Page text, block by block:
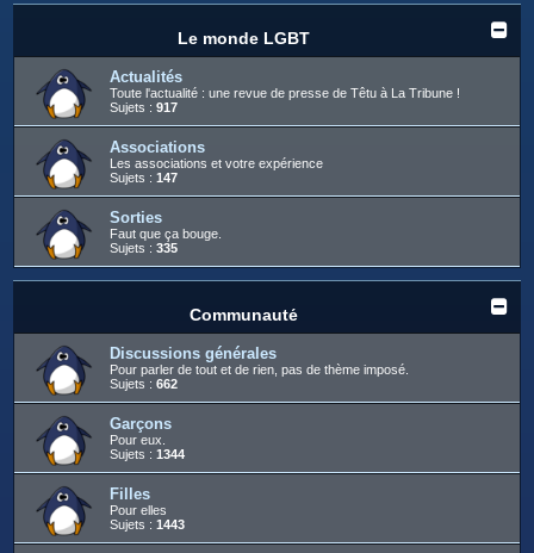
Le monde LGBT
Actualités
Toute l'actualité : une revue de presse de Têtu à La Tribune !
Sujets : 917
Associations
Les associations et votre expérience
Sujets : 147
Sorties
Faut que ça bouge.
Sujets : 335
Communauté
Discussions générales
Pour parler de tout et de rien, pas de thème imposé.
Sujets : 662
Garçons
Pour eux.
Sujets : 1344
Filles
Pour elles
Sujets : 1443